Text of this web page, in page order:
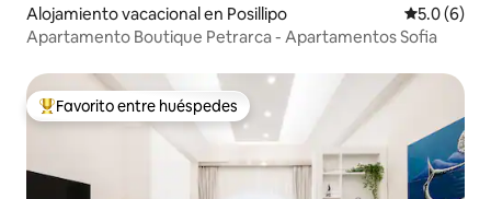
Alojamiento vacacional en Posillipo
5.0 (6)
Apartamento Boutique Petrarca - Apartamentos Sofia
De los mejores en Favorito entre huéspedes
Favorito entre huéspedes